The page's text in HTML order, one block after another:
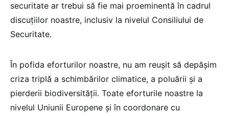
securitate ar trebui să fie mai proeminentă în cadrul
discuțiilor noastre, inclusiv la nivelul Consiliului de
Securitate.
În pofida eforturilor noastre, nu am reușit să depășim
criza triplă a schimbărilor climatice, a poluării și a
pierderii biodiversității. Toate eforturile noastre la
nivelul Uniunii Europene și în coordonare cu